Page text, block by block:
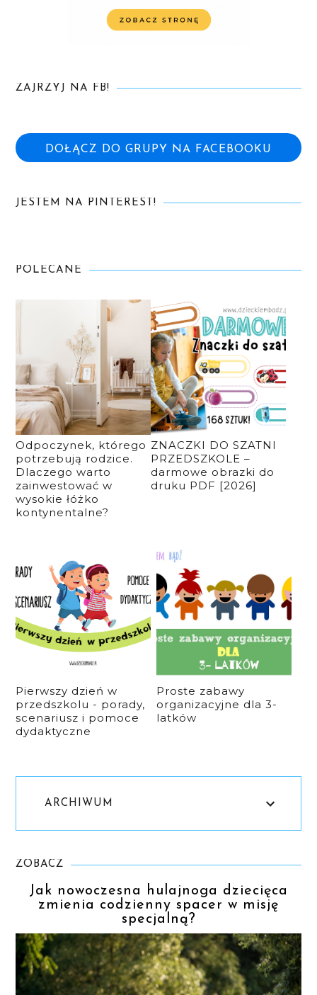
ZAJRZYJ NA FB!
DOŁĄCZ DO GRUPY NA FACEBOOKU
JESTEM NA PINTEREST!
POLECANE
Odpoczynek, którego
potrzebują rodzice.
Dlaczego warto
zainwestować w
wysokie łóżko
kontynentalne?
ZNACZKI DO SZATNI
PRZEDSZKOLE –
darmowe obrazki do
druku PDF [2026]
Pierwszy dzień w
przedszkolu - porady,
scenariusz i pomoce
dydaktyczne
Proste zabawy
organizacyjne dla 3-
latków
ARCHIWUM
ZOBACZ
Jak nowoczesna hulajnoga dziecięca
zmienia codzienny spacer w misję
specjalną?